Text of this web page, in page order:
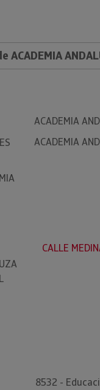
ACADEMIA
ACADEMIA
CALLE
8532 -